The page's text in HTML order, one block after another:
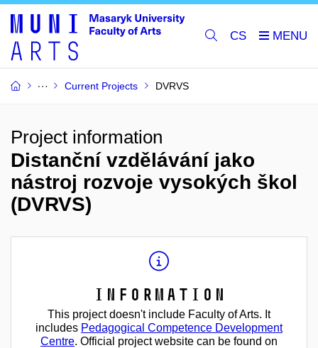
CS
Current Projects DVRVS
Project information
Distanční vzdělávání jako
nástroj rozvoje vysokých škol
(DVRVS)
Information
This project doesn't include Faculty of Arts. It
includes Pedagogical Competence Development
Centre. Official project website can be found on